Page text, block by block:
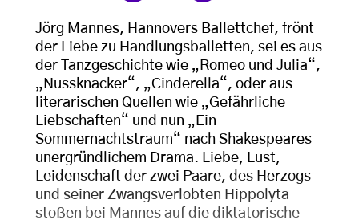
Jörg Mannes, Hannovers Ballettchef, frönt
der Liebe zu Handlungsballetten, sei es aus
der Tanzgeschichte wie „Romeo und Julia“,
„Nussknacker“, „Cinderella“, oder aus
literarischen Quellen wie „Gefährliche
Liebschaften“ und nun „Ein
Sommernachtstraum“ nach Shakespeares
unergründlichem Drama. Liebe, Lust,
Leidenschaft der zwei Paare, des Herzogs
und seiner Zwangsverlobten Hippolyta
stoßen bei Mannes auf die diktatorische